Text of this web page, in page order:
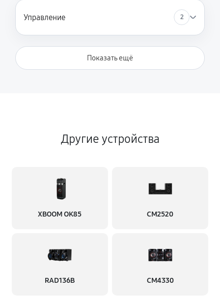
Управление 2
Показать ещё
Другие устройства
XBOOM OK85 CM2520
RAD136B CM4330